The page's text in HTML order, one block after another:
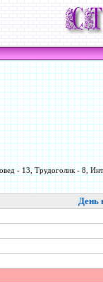
- 13, Трудоголик - 8,
День